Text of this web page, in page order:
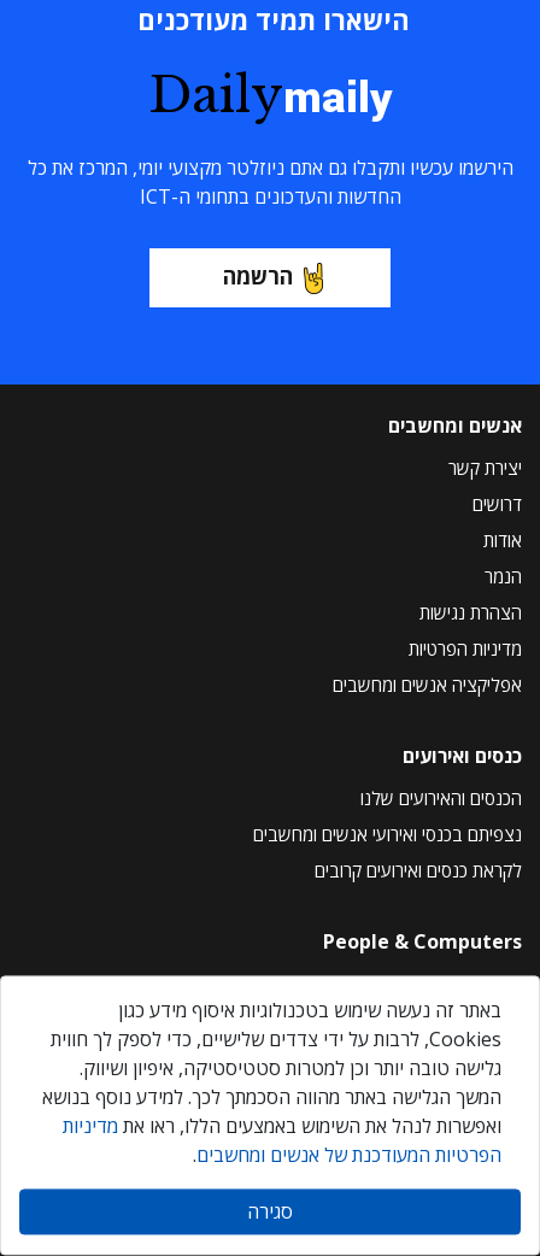
הישארו תמיד מעודכנים
Dailymaily
הירשמו עכשיו ותקבלו גם אתם ניוזלטר מקצועי יומי, המרכז את כל
החדשות והעדכונים בתחומי ה-ICT
הרשמה
אנשים ומחשבים
יצירת קשר
דרושים
אודות
הנמר
הצהרת נגישות
מדיניות הפרטיות
אפליקציה אנשים ומחשבים
כנסים ואירועים
הכנסים והאירועים שלנו
נצפיתם בכנסי ואירועי אנשים ומחשבים
לקראת כנסים ואירועים קרובים
People & Computers
About Us
Privacy Policy
Contact Us
Our Events
אנשים ומחשבים © 2026 – כל הזכויות שמורות
באתר זה נעשה שימוש בטכנולוגיות איסוף מידע כגון
Cookies, לרבות על ידי צדדים שלישיים, כדי לספק לך חווית
גלישה טובה יותר וכן למטרות סטטיסטיקה, איפיון ושיווק.
המשך הגלישה באתר מהווה הסכמתך לכך. למידע נוסף בנושא
ואפשרות לנהל את השימוש באמצעים הללו, ראו את מדיניות
הפרטיות המעודכנת של אנשים ומחשבים.
סגירה